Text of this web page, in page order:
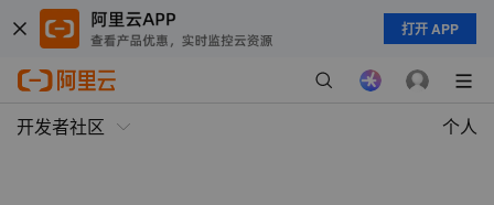
打开 APP
开发者社区 个人